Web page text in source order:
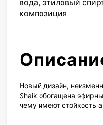
вода, этиловый
композиция
Новый дизайн,
Shaik обогащена
чему имеют стойкость